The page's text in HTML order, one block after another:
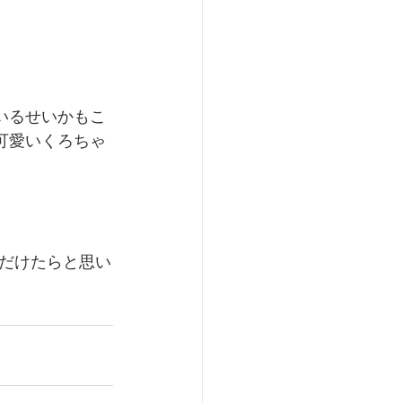
るせいかもこ
愛いくろちゃ
けたらと思い